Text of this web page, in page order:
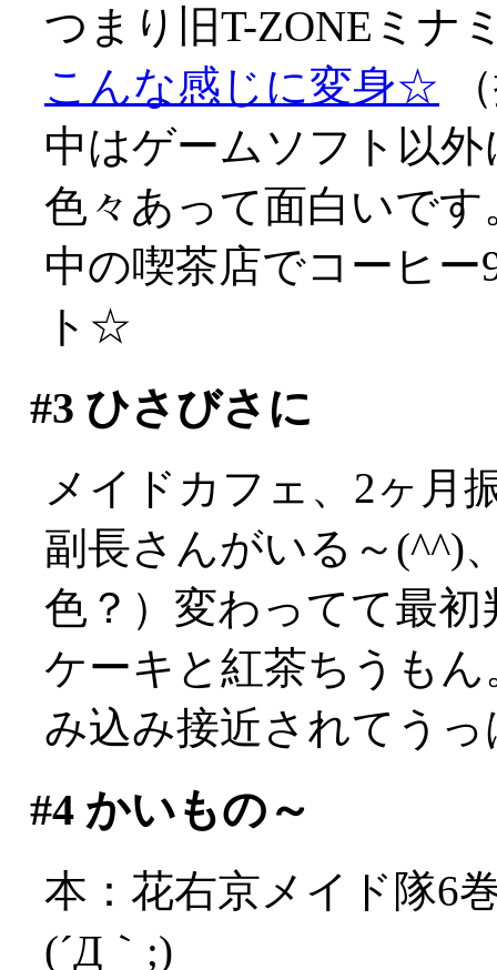
つまり旧T-ZONEミナ
こんな感じに変身☆
中はゲームソフト以
色々あって面白いで
中の喫茶店でコーヒ
ト☆
#3 ひさびさに
メイドカフェ、2ヶ月
副長さんがいる～(^^)
色？）変わってて最
ケーキと紅茶ちうも
み込み接近されてう
#4かいもの～
本：花右京メイド隊6
(´Д｀;)